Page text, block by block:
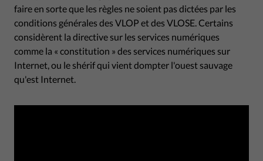
faire en sorte que les règles ne soient pas dictées par les
conditions générales des VLOP et des VLOSE. Certains
considèrent la directive sur les services numériques
comme la « constitution » des services numériques sur
Internet, ou le shérif qui vient dompter l'ouest sauvage
qu'est Internet.